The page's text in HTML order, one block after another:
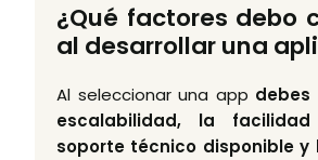
¿Qué factores debo
al desarrollar una
Al seleccionar una app debes
escalabilidad, la
soporte técnico disponible